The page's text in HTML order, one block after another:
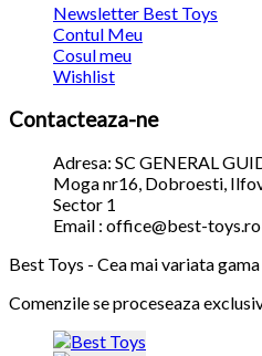
Newsletter Best Toys
Contul Meu
Cosul meu
Wishlist
Contacteaza-ne
Adresa: SC GENERAL
Moga nr16, Dobroesti,
Sector 1
Email : office@best-toys.ro
Best Toys - Cea mai variata
Comenzile se proceseaza